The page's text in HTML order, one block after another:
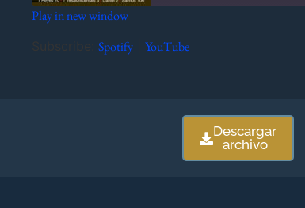
Play in new window
Spotify YouTube
Descargar
archivo